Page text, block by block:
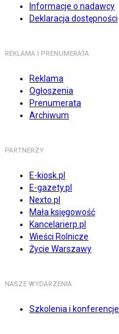
Informacje o nadawcy
Deklaracja dostępności
REKLAMA I PRENUMERATA
Reklama
Ogłoszenia
Prenumerata
Archiwum
PARTNERZY
E-kiosk.pl
E-gazety.pl
Nexto.pl
Mała księgowość
Kancelarierp.pl
Wieści Rolnicze
Życie Warszawy
NASZE WYDARZENIA
Szkolenia i konferencje